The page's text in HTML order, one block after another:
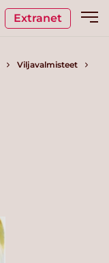
Extranet
Viljavalmisteet